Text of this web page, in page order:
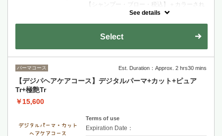
【シャンプー・ブロー・税込】＋カラーされ
るお客様は選択後＋カラー追加をお願い致し
ます・TOKIOトリートメント特許技術で髪内
部を徹底補修 圧倒的な艶としなやかさを実現
See details
Select
パーマコース Est. Duration：Approx. 2 hrs30 mins
【デジパヘアケアコース】デジタルパーマ+カット+ピュア
Tr+極艶Tr
￥15,600
Terms of use
Expiration Date：